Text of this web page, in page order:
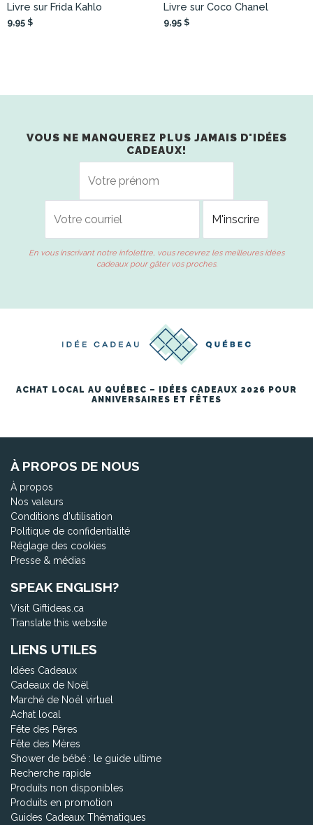
Livre sur Frida Kahlo
9,95 $
Livre sur Coco Chanel
9,95 $
VOUS NE MANQUEREZ PLUS JAMAIS D'IDÉES
CADEAUX!
En vous inscrivant notre infolettre, vous recevrez les meilleures idées
cadeaux pour gâter vos proches.
ACHAT LOCAL AU QUÉBEC – IDÉES CADEAUX 2026 POUR
ANNIVERSAIRES ET FÊTES
À PROPOS DE NOUS
À propos
Nos valeurs
Conditions d'utilisation
Politique de confidentialité
Réglage des cookies
Presse & médias
SPEAK ENGLISH?
Visit Giftideas.ca
Translate this website
LIENS UTILES
Idées Cadeaux
Cadeaux de Noël
Marché de Noël virtuel
Achat local
Fête des Pères
Fête des Mères
Shower de bébé : le guide ultime
Recherche rapide
Produits non disponibles
Produits en promotion
Guides Cadeaux Thématiques